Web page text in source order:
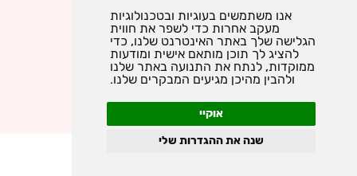
אנו משתמשים בעוגיות ובטכנולוגיות
מעקב אחרות כדי לשפר את חווית
הגלישה שלך באתר האינטרנט שלנו, כדי
להציג לך תוכן מותאם אישית ומודעות
ממוקדות, לנתח את התנועה באתר שלנו
ולהבין מהיכן מגיעים המבקרים שלנו.
אוקיי
שנה את ההגדרות שלי
אקססוריז ותכשיטים בעיצוב אישי
כל הזכויות שמורות © 2025 DUSHI